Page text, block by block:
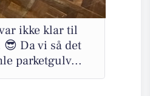
ikke klar til
Da vi så det
parketgulv...